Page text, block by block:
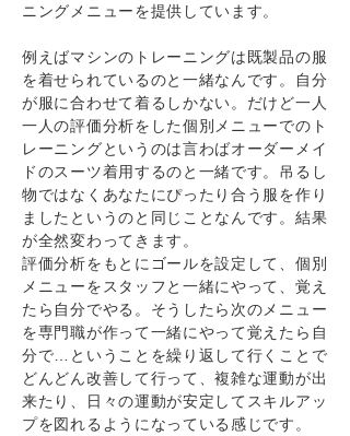
ニングメニューを提供しています。
例えばマシンのトレーニングは既製品の服
を着せられているのと一緒なんです。自分
が服に合わせて着るしかない。だけど一人
一人の評価分析をした個別メニューでのト
レーニングというのは言わばオーダーメイ
ドのスーツ着用するのと一緒です。吊るし
物ではなくあなたにぴったり合う服を作り
ましたというのと同じことなんです。結果
が全然変わってきます。
評価分析をもとにゴールを設定して、個別
メニューをスタッフと一緒にやって、覚え
たら自分でやる。そうしたら次のメニュー
を専門職が作って一緒にやって覚えたら自
分で…ということを繰り返して行くことで
どんどん改善して行って、複雑な運動が出
来たり、日々の運動が安定してスキルアッ
プを図れるようになっている感じです。